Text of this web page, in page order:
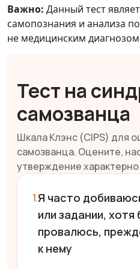
Важно: Данный тест
самопознания и анализа
не медицинским
Тест на
самозванца
Шкала Клэнс (CIPS) для
самозванца. Оцените,
утверждение характерно
Я часто
или задании, хотя
провалюсь,
к нему